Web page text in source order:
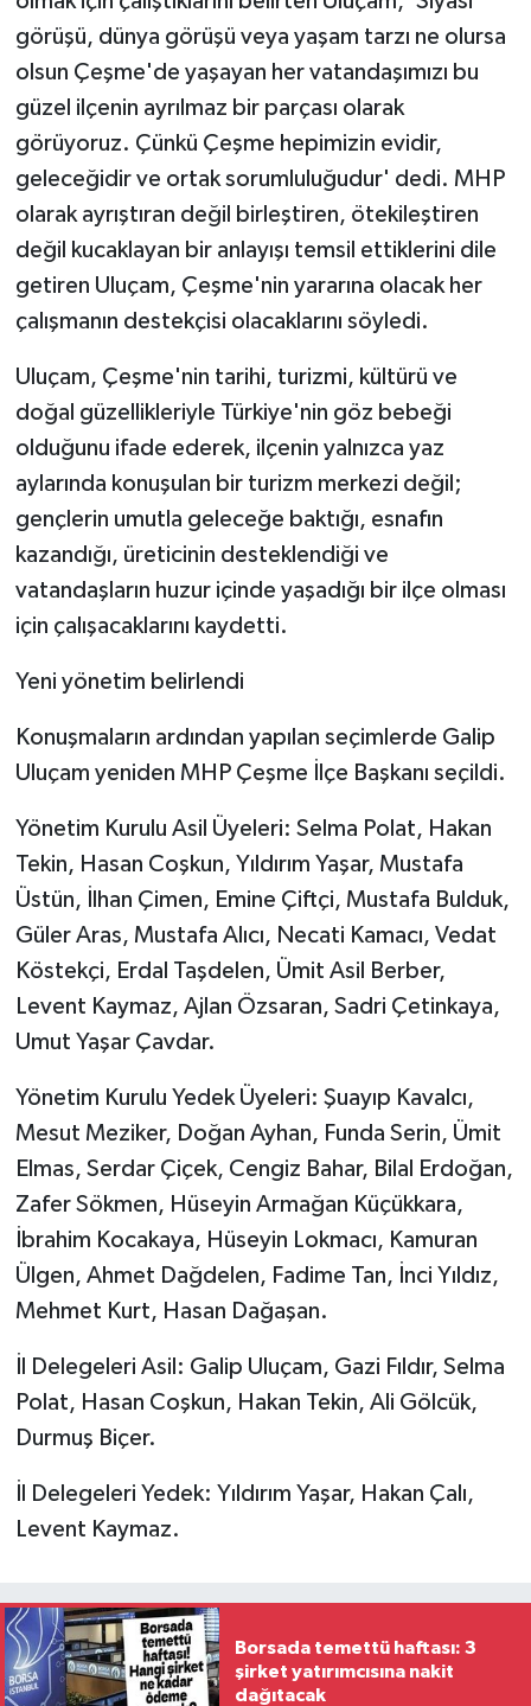
görüşü, dünya görüşü veya yaşam tarzı ne olursa
olsun Çeşme'de yaşayan her vatandaşımızı bu
güzel ilçenin ayrılmaz bir parçası olarak
görüyoruz. Çünkü Çeşme hepimizin evidir,
geleceğidir ve ortak sorumluluğudur' dedi. MHP
olarak ayrıştıran değil birleştiren, ötekileştiren
değil kucaklayan bir anlayışı temsil ettiklerini dile
getiren Uluçam, Çeşme'nin yararına olacak her
çalışmanın destekçisi olacaklarını söyledi.
Uluçam, Çeşme'nin tarihi, turizmi, kültürü ve
doğal güzellikleriyle Türkiye'nin göz bebeği
olduğunu ifade ederek, ilçenin yalnızca yaz
aylarında konuşulan bir turizm merkezi değil;
gençlerin umutla geleceğe baktığı, esnafın
kazandığı, üreticinin desteklendiği ve
vatandaşların huzur içinde yaşadığı bir ilçe olması
için çalışacaklarını kaydetti.
Yeni yönetim belirlendi
Konuşmaların ardından yapılan seçimlerde Galip
Uluçam yeniden MHP Çeşme İlçe Başkanı seçildi.
Yönetim Kurulu Asil Üyeleri: Selma Polat, Hakan
Tekin, Hasan Coşkun, Yıldırım Yaşar, Mustafa
Üstün, İlhan Çimen, Emine Çiftçi, Mustafa Bulduk,
Güler Aras, Mustafa Alıcı, Necati Kamacı, Vedat
Köstekçi, Erdal Taşdelen, Ümit Asil Berber,
Levent Kaymaz, Ajlan Özsaran, Sadri Çetinkaya,
Umut Yaşar Çavdar.
Yönetim Kurulu Yedek Üyeleri: Şuayıp Kavalcı,
Mesut Meziker, Doğan Ayhan, Funda Serin, Ümit
Elmas, Serdar Çiçek, Cengiz Bahar, Bilal Erdoğan,
Zafer Sökmen, Hüseyin Armağan Küçükkara,
İbrahim Kocakaya, Hüseyin Lokmacı, Kamuran
Ülgen, Ahmet Dağdelen, Fadime Tan, İnci Yıldız,
Mehmet Kurt, Hasan Dağaşan.
İl Delegeleri Asil: Galip Uluçam, Gazi Fıldır, Selma
Polat, Hasan Coşkun, Hakan Tekin, Ali Gölcük,
Durmuş Biçer.
İl Delegeleri Yedek: Yıldırım Yaşar, Hakan Çalı,
Levent Kaymaz.
Borsada temettü haftası: 3
şirket yatırımcısına nakit
dağıtacak